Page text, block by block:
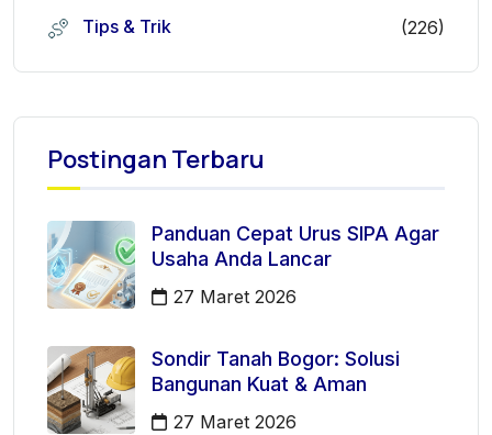
Tips & Trik (226)
Postingan Terbaru
Panduan Cepat Urus SIPA Agar
Usaha Anda Lancar
27 Maret 2026
Sondir Tanah Bogor: Solusi
Bangunan Kuat & Aman
27 Maret 2026